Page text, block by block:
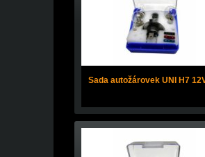
Sada autožárovek UNI H7